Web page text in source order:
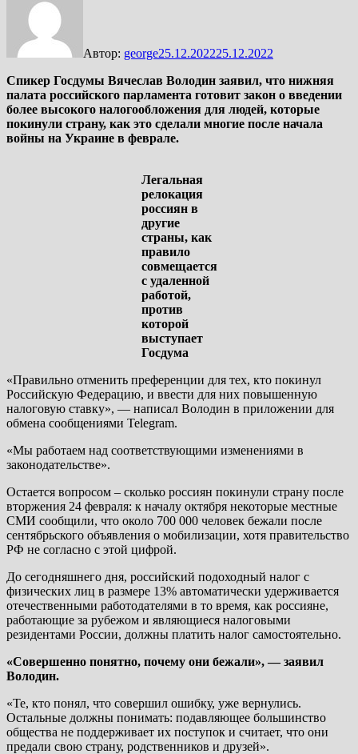
Автор: george25.12.202225.12.2022
Спикер Госдумы Вячеслав Володин заявил, что нижняя
палата российского парламента готовит закон о введении
более высокого налогообложения для людей, которые
покинули страну, как это сделали многие после начала
войны на Украине в феврале.
Легальная
релокация
россиян в
другие
страны, как
правило
совмещается
с удаленной
работой,
против
которой
выступает
Госдума
«Правильно отменить преференции для тех, кто покинул
Российскую Федерацию, и ввести для них повышенную
налоговую ставку», — написал Володин в приложении для
обмена сообщениями Telegram.
«Мы работаем над соответствующими изменениями в
законодательстве».
Остается вопросом – сколько россиян покинули страну после
вторжения 24 февраля: к началу октября некоторые местные
СМИ сообщили, что около 700 000 человек бежали после
сентябрьского объявления о мобилизации, хотя правительство
РФ не согласно с этой цифрой.
До сегодняшнего дня, российский подоходный налог с
физических лиц в размере 13% автоматически удерживается
отечественными работодателями в то время, как россияне,
работающие за рубежом и являющиеся налоговыми
резидентами России, должны платить налог самостоятельно.
«Совершенно понятно, почему они бежали», — заявил
Володин.
«Те, кто понял, что совершил ошибку, уже вернулись.
Остальные должны понимать: подавляющее большинство
общества не поддерживает их поступок и считает, что они
предали свою страну, родственников и друзей».